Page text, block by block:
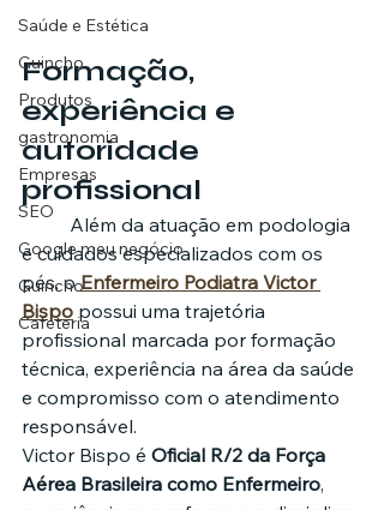
Saúde e Estética
Guincho
Produtos
gastronomia
Empresas
SEO
Google meu negócio
Guincho
Cafeteria
Formação,
experiência e
autoridade
profissional
	Além da atuação em podologia
e cuidados especializados com os
pés, o Enfermeiro Podiatra Victor
Bispo possui uma trajetória
profissional marcada por formação
técnica, experiência na área da saúde
e compromisso com o atendimento
responsável.
Victor Bispo é Oficial R/2 da Força
Aérea Brasileira como Enfermeiro,